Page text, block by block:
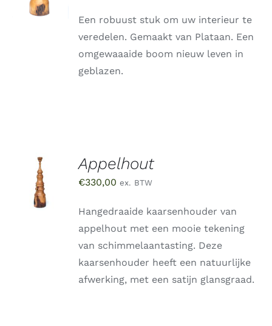
/
DETAILS
was:
€190,00.
is:
€130,00.
Een robuust stuk om uw interieur te
veredelen. Gemaakt van Plataan. Een
omgewaaaide boom nieuw leven in
geblazen.
TOEVOEGEN
AAN
WINKELWAGEN
/
DETAILS
Appelhout
€330,00 ex. BTW
Hangedraaide kaarsenhouder van
appelhout met een mooie tekening
van schimmelaantasting. Deze
kaarsenhouder heeft een natuurlijke
afwerking, met een satijn glansgraad.